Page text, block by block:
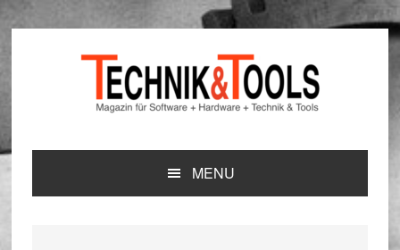
Zur
Hauptnavigation
Zum
Inhalt
Zur
Seitenspalte
MENU